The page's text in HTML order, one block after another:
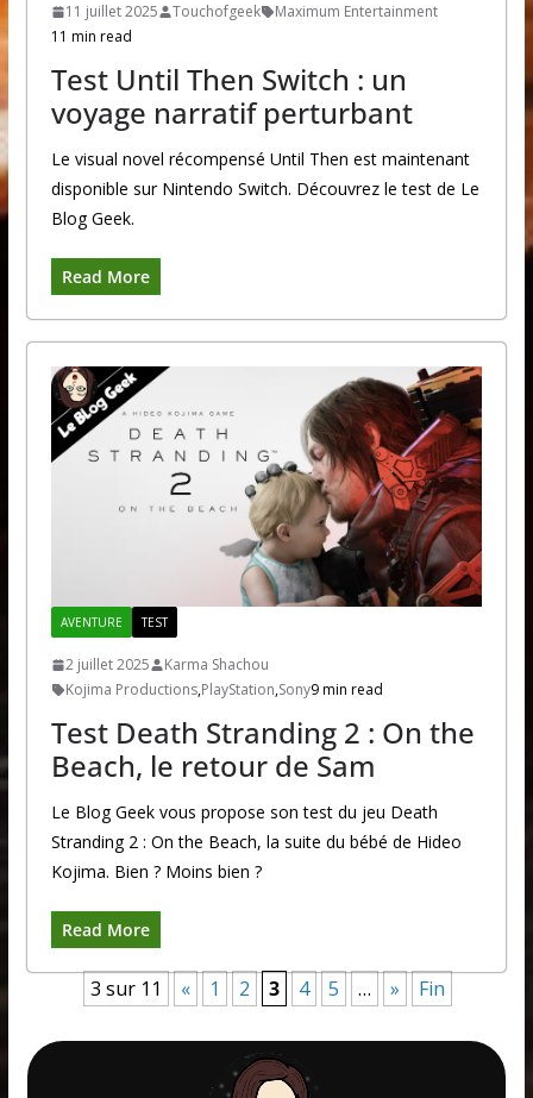
11 juillet 2025 Touchofgeek
Maximum Entertainment
11 min read
Test Until Then Switch : un
voyage narratif perturbant
Le visual novel récompensé Until Then est maintenant
disponible sur Nintendo Switch. Découvrez le test de Le
Blog Geek.
Read More
AVENTURE TEST
2 juillet 2025
Karma Shachou
Kojima Productions,PlayStation,Sony9 min read
Test Death Stranding 2 : On the
Beach, le retour de Sam
Le Blog Geek vous propose son test du jeu Death
Stranding 2 : On the Beach, la suite du bébé de Hideo
Kojima. Bien ? Moins bien ?
Read More
3 sur 11 « 1 2 3 4 5 … » Fin